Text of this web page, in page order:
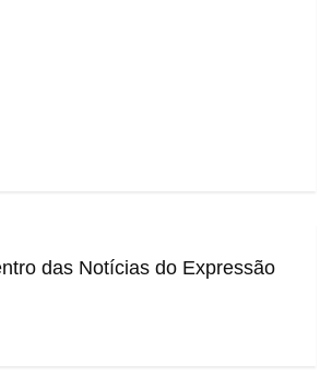
das Notícias do Expressão